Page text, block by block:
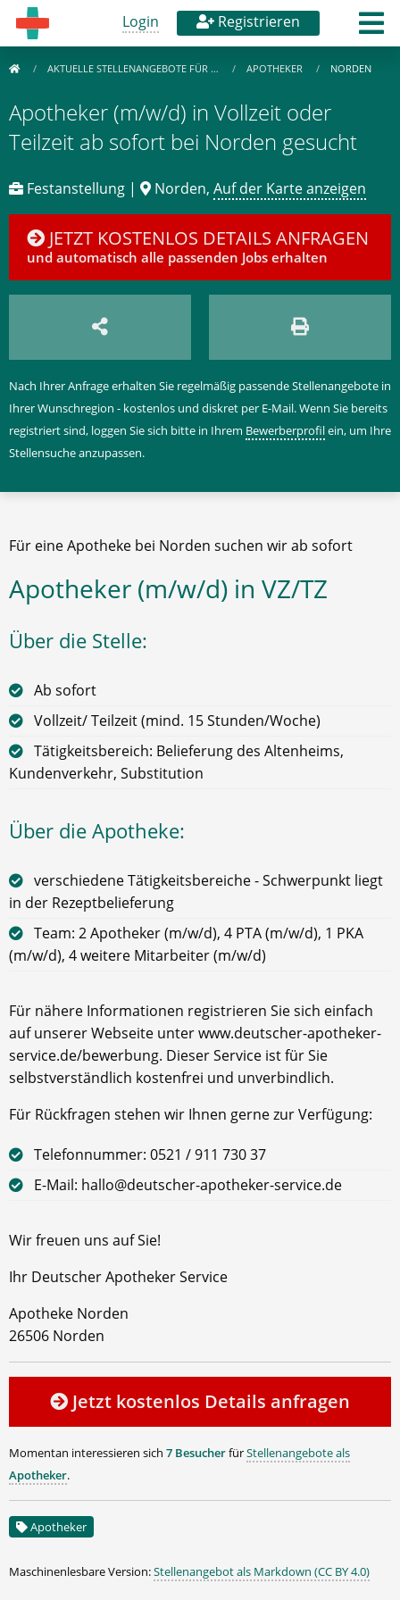
Login Registrieren
AKTUELLE STELLENANGEBOTE FÜR … APOTHEKER NORDEN
Apotheker (m/w/d) in Vollzeit oder
Teilzeit ab sofort bei Norden gesucht
Festanstellung | Norden, Auf der Karte anzeigen
JETZT KOSTENLOS DETAILS ANFRAGEN
und automatisch alle passenden Jobs erhalten
Nach Ihrer Anfrage erhalten Sie regelmäßig passende Stellenangebote in
Ihrer Wunschregion - kostenlos und diskret per E-Mail. Wenn Sie bereits
registriert sind, loggen Sie sich bitte in Ihrem Bewerberprofilein, um Ihre
Stellensuche anzupassen.
Für eine Apotheke bei Norden suchen wir ab sofort
Apotheker (m/w/d) in VZ/TZ
Über die Stelle:
Ab sofort
Vollzeit/ Teilzeit (mind. 15 Stunden/Woche)
Tätigkeitsbereich: Belieferung des Altenheims,
Kundenverkehr, Substitution
Über die Apotheke:
verschiedene Tätigkeitsbereiche - Schwerpunkt liegt
in der Rezeptbelieferung
Team: 2 Apotheker (m/w/d), 4 PTA (m/w/d), 1 PKA
(m/w/d), 4 weitere Mitarbeiter (m/w/d)
Für nähere Informationen registrieren Sie sich einfach
auf unserer Webseite unter www.deutscher-apotheker-
service.de/bewerbung. Dieser Service ist für Sie
selbstverständlich kostenfrei und unverbindlich.
Für Rückfragen stehen wir Ihnen gerne zur Verfügung:
Telefonnummer: 0521 / 911 730 37
E-Mail: hallo@deutscher-apotheker-service.de
Wir freuen uns auf Sie!
Ihr Deutscher Apotheker Service
Apotheke Norden
26506 Norden
Jetzt kostenlos Details anfragen
Momentan interessieren sich 7 BesucherfürStellenangebote als
Apotheker.
Apotheker
Maschinenlesbare Version:Stellenangebot als Markdown (CC BY 4.0)